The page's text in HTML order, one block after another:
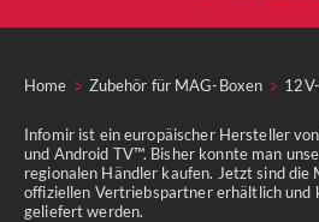
Home Zubehör für MAG-Boxen
Infomir ist ein europäischer Hersteller
und Android TV™. Bisher konnte man
regionalen Händler kaufen. Jetzt sind die
offiziellen Vertriebspartner erhältlich und
geliefert werden.